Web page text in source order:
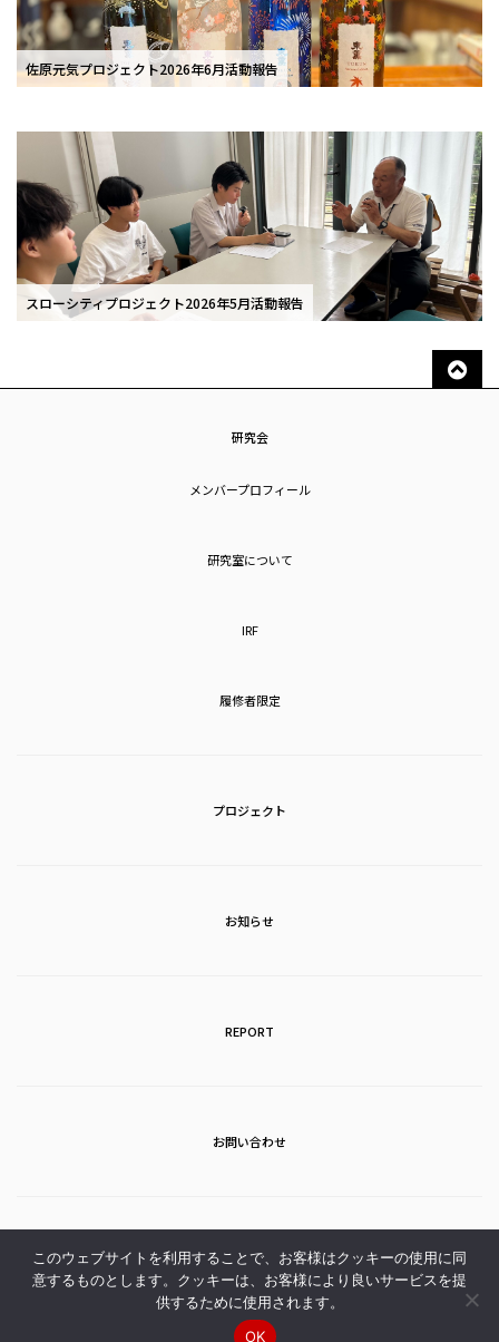
佐原元気プロジェクト2026年6月活動報告
スローシティプロジェクト2026年5月活動報告
研究会
メンバープロフィール
研究室について
IRF
履修者限定
プロジェクト
お知らせ
REPORT
お問い合わせ
アクセス
このウェブサイトを利用することで、お客様はクッキーの使用に同
意するものとします。クッキーは、お客様により良いサービスを提
供するために使用されます。
OK